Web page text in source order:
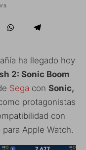
ha llegado hoy
2: Sonic Boom
Sega con Sonic,
protagonistas
con
Apple Watch.